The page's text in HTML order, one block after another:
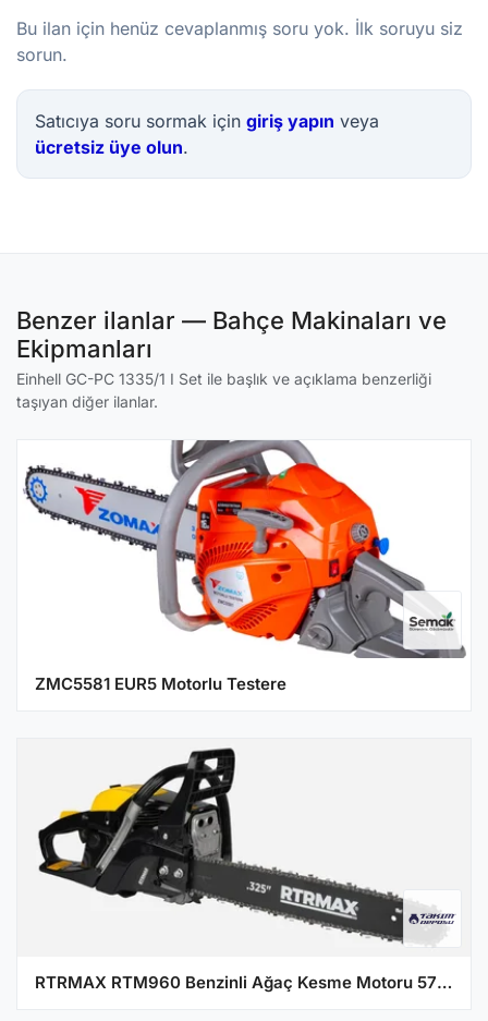
Bu ilan için henüz cevaplanmış soru yok. İlk soruyu siz
sorun.
Satıcıya soru sormak için giriş yapın veya
ücretsiz üye olun.
Benzer ilanlar — Bahçe Makinaları ve
Ekipmanları
Einhell GC-PC 1335/1 I Set ile başlık ve açıklama benzerliği
taşıyan diğer ilanlar.
ZMC5581 EUR5 Motorlu Testere
RTRMAX RTM960 Benzinli Ağaç Kesme Motoru 57 cc 3Hp 45 cm Pala